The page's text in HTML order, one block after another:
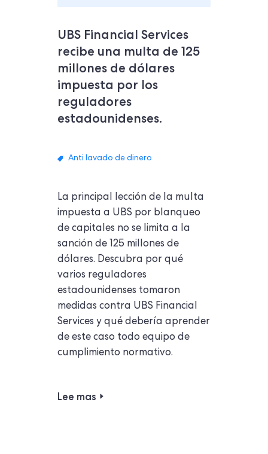
UBS Financial Services
recibe una multa de 125
millones de dólares
impuesta por los
reguladores
estadounidenses.
Anti lavado de dinero
La principal lección de la multa
impuesta a UBS por blanqueo
de capitales no se limita a la
sanción de 125 millones de
dólares. Descubra por qué
varios reguladores
estadounidenses tomaron
medidas contra UBS Financial
Services y qué debería aprender
de este caso todo equipo de
cumplimiento normativo.
Lee mas